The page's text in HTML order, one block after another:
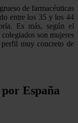
de farmacéuticas
entre los 35 y los 44
Es más, según el
son mujeres
muy concreto de
España